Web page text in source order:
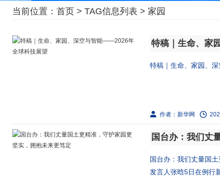
当前位置： 首页 > TAG信息列表 > 家园
特稿｜生命、家
特稿｜生命、家园、
作者：新华网
国台办：我们丈量国
发言人张晗5日在例行